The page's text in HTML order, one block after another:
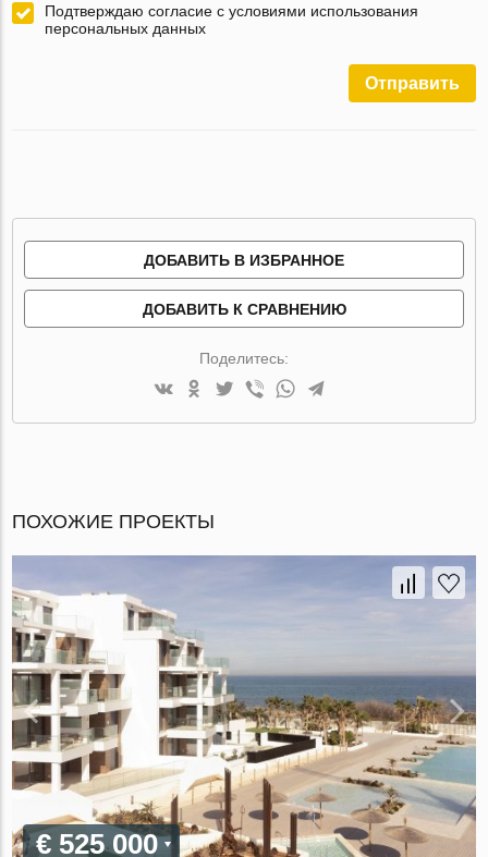
Подтверждаю согласие с условиями использования
персональных данных
Отправить
ДОБАВИТЬ В ИЗБРАННОЕ
ДОБАВИТЬ К СРАВНЕНИЮ
Поделитесь:
ПОХОЖИЕ ПРОЕКТЫ
€ 525 000